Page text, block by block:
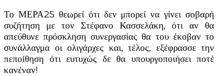
Το ΜΕΡΑ25 θεωρεί ότι δεν μπορεί να γίνει σοβαρή
συζήτηση με τον Στέφανο Κασσελάκη, ότι αν θα
απεύθυνε πρόσκληση συνεργασίας θα του έκοβαν το
συνάλλαγμα οι ολιγάρχες και, τέλος, εξέφρασσε την
πεποίθηση ότι ευτυχώς δε θα υπουργοποιήσει ποτέ
κανέναν!